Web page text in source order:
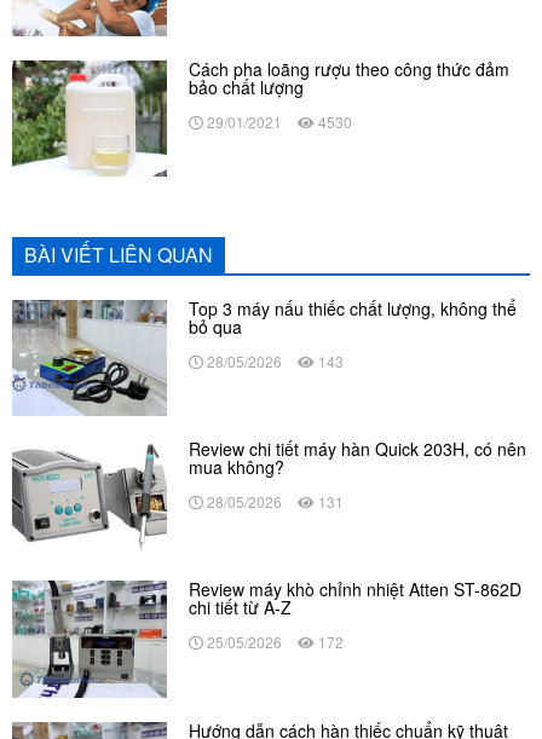
Cách pha loãng rượu theo công thức đảm
bảo chất lượng
29/01/2021 4530
BÀI VIẾT LIÊN QUAN
Top 3 máy nấu thiếc chất lượng, không thể
bỏ qua
28/05/2026 143
Review chi tiết máy hàn Quick 203H, có nên
mua không?
28/05/2026 131
Review máy khò chỉnh nhiệt Atten ST-862D
chi tiết từ A-Z
25/05/2026 172
Hướng dẫn cách hàn thiếc chuẩn kỹ thuật